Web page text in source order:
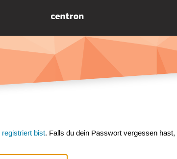
registriert bist. Falls du dein Passwort vergessen